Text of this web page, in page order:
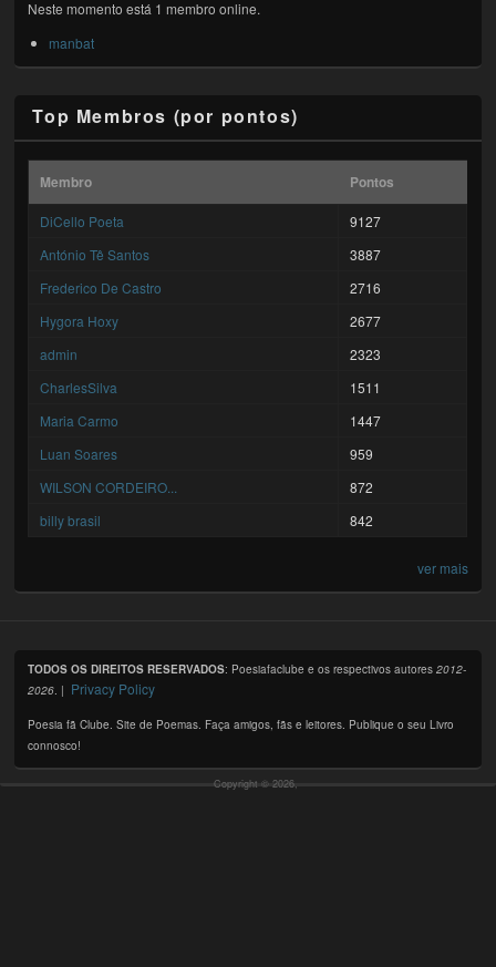
Neste momento está 1 membro online.
manbat
Top Membros (por pontos)
Membro Pontos
DiCello Poeta
9127
António Tê Santos
3887
Frederico De Castro
2716
Hygora Hoxy
2677
admin
2323
CharlesSilva
1511
Maria Carmo
1447
Luan Soares
959
WILSON CORDEIRO...
872
billy brasil
842
ver mais
TODOS OS DIREITOS RESERVADOS: Poesiafaclube e os respectivos autores2012-
2026. | Privacy Policy
Poesia fã Clube. Site de Poemas. Faça amigos, fãs e leitores. Publique o seu Livro
connosco!
Copyright © 2026,